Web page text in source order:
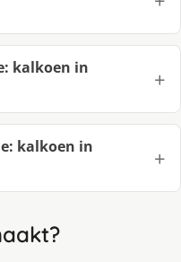
kalkoen in
kalkoen in